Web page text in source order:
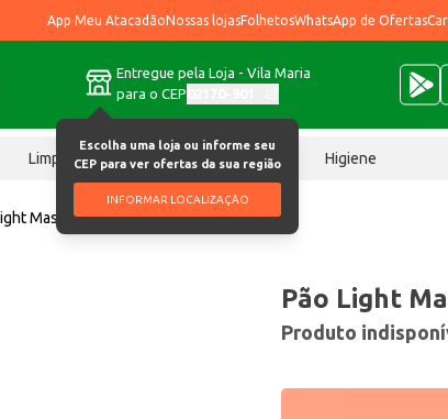
App Meu AtacadãoNossas lojasFolhetosWhatsApp de Ofertas
Entregue pela Loja - Vila Maria
para o CEP
Escolha uma loja ou informe seu
CEP para ver ofertas da sua região
INFORMAR LOCALIZAÇÃO
Limpeza Chocolates Higiene
Massaleve Linhaça 300g
Pão Light
Produto